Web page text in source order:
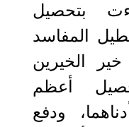
بتحصيل
المفاسد
خير الخيرين
أعظم
ودفع